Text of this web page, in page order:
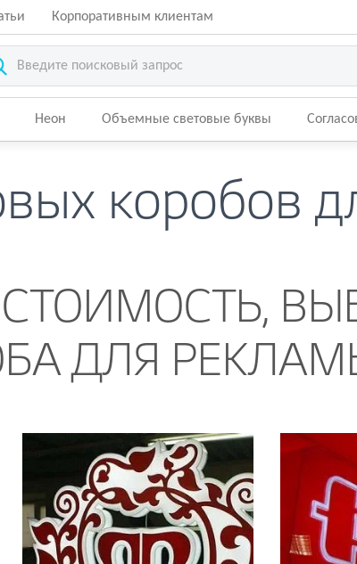
Корпоративным клиентам
Неон Объемные световые буквы
коробов
ДЛЯ